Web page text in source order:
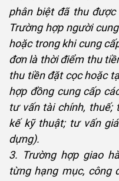
phân biệt đã thu
Trường hợp người
hoặc trong khi cung
đơn là thời điểm thu
thu tiền đặt cọc hoặc
hợp đồng cung cấp
tư vấn tài chính, thuế;
kế kỹ thuật; tư vấn
dựng).
3. Trường hợp giao
từng hạng mục, công